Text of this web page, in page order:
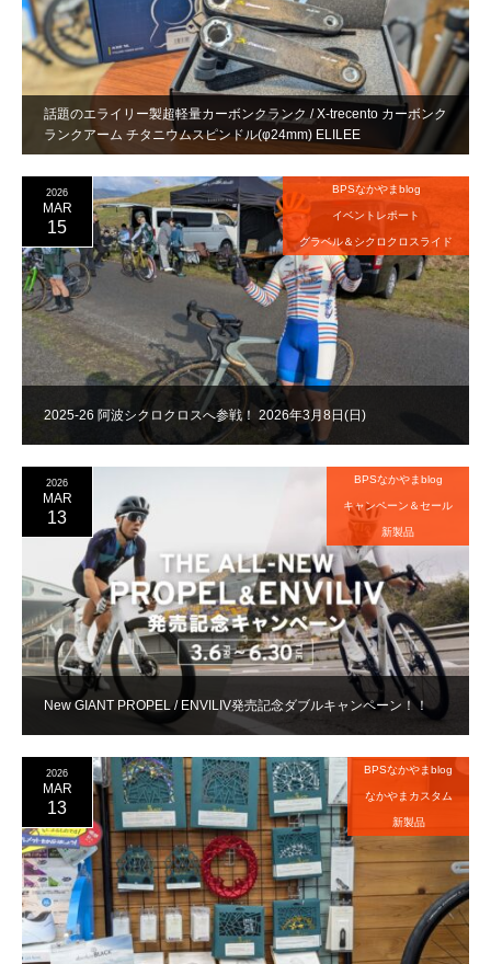
話題のエライリー製超軽量カーボンクランク / X-trecento カーボンク
ランクアーム チタニウムスピンドル(φ24mm) ELILEE
2025-26 阿波シクロクロスへ参戦！ 2026年3月8日(日)
2026
MAR
15
BPSなかやまblog
イベントレポート
グラベル＆シクロクロスライド
New GIANT PROPEL / ENVILIV発売記念ダブルキャンペーン！！
2026
MAR
13
BPSなかやまblog
キャンペーン＆セール
新製品
2026
MAR
13
BPSなかやまblog
なかやまカスタム
新製品